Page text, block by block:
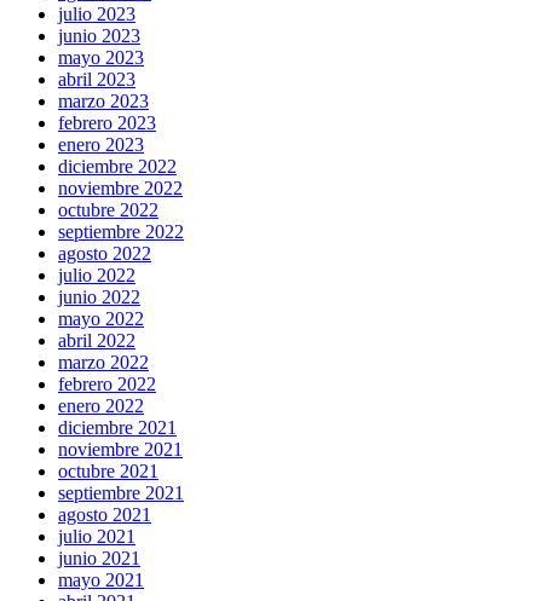
julio 2023
junio 2023
mayo 2023
abril 2023
marzo 2023
febrero 2023
enero 2023
diciembre 2022
noviembre 2022
octubre 2022
septiembre 2022
agosto 2022
julio 2022
junio 2022
mayo 2022
abril 2022
marzo 2022
febrero 2022
enero 2022
diciembre 2021
noviembre 2021
octubre 2021
septiembre 2021
agosto 2021
julio 2021
junio 2021
mayo 2021